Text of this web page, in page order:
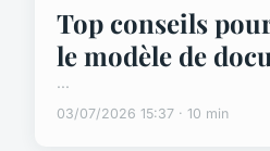
Top conseils
le modèle de
...
03/07/2026 15:37 · 10 min